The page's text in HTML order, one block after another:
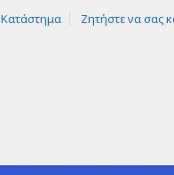
Κατάστημα Ζητήστε να σας